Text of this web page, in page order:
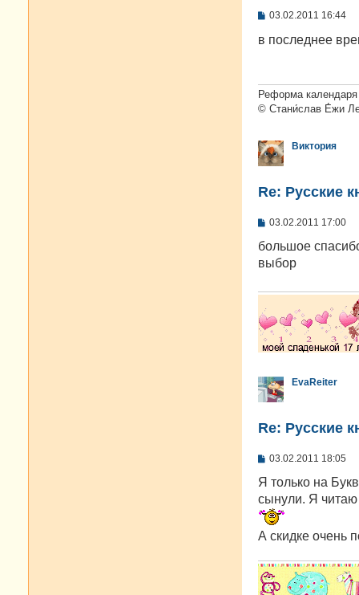
С
о
н
и
е
03.02.2011 16:44
в последнее
Реформа
© Стани́слав Е́жи
Виктория
Re: Русские
С
о
щ
н
е
03.02.2011 17:00
большое
выбор
EvaReiter
Re: Русские
С
о
щ
е
н
и
03.02.2011 18:05
Я только на
сынули. Я читаю
А скидке очень